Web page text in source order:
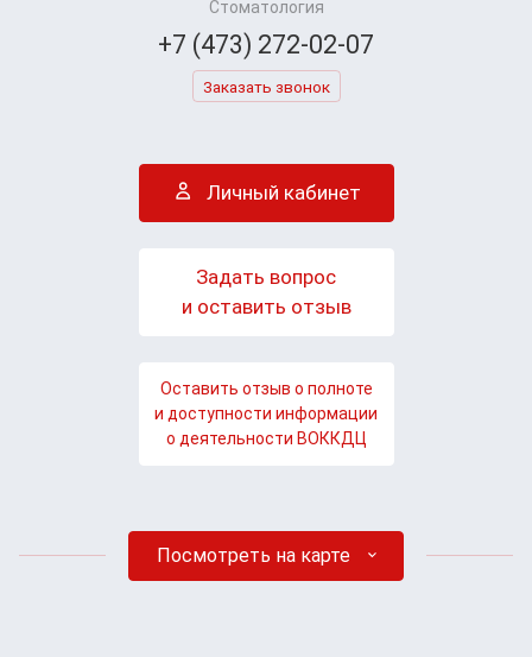
Стоматология
+7 (473) 272-02-07
Заказать звонок
Личный кабинет
Задать вопрос
и оставить отзыв
Оставить отзыв о полноте
и доступности информации
о деятельности ВОККДЦ
Посмотреть на карте